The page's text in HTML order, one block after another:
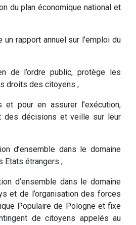
du plan économique national et
rapport annuel sur l’emploi du
de l’ordre public, protège les
droits des citoyens ;
pour en assurer l’exécution,
des décisions et veille sur leur
d’ensemble dans le domaine
Etats étrangers ;
d’ensemble dans le domaine
et de l’organisation des forces
Populaire de Pologne et fixe
de citoyens appelés au